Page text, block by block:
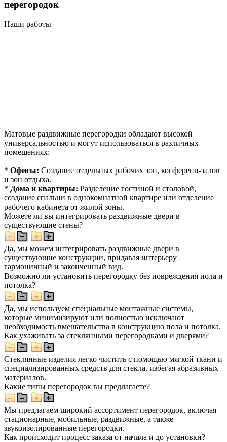
перегородок
Наши работы
Матовые раздвижные перегородки обладают высокой
универсальностью и могут использоваться в различных
помещениях:
* Офисы: Создание отдельных рабочих зон, конференц-залов
и зон отдыха.
* Дома и квартиры: Разделение гостиной и столовой,
создание спальни в однокомнатной квартире или отделение
рабочего кабинета от жилой зоны.
Можете ли вы интегрировать раздвижные двери в
существующие стены?
Да, мы можем интегрировать раздвижные двери в
существующие конструкции, придавая интерьеру
гармоничный и законченный вид.
Возможно ли установить перегородку без повреждения пола и
потолка?
Да, мы используем специальные монтажные системы,
которые минимизируют или полностью исключают
необходимость вмешательства в конструкцию пола и потолка.
Как ухаживать за стеклянными перегородками и дверями?
Стеклянные изделия легко чистить с помощью мягкой ткани и
специализированных средств для стекла, избегая абразивных
материалов.
Какие типы перегородок вы предлагаете?
Мы предлагаем широкий ассортимент перегородок, включая
стационарные, мобильные, раздвижные, а также
звукоизолированные перегородки.
Как происходит процесс заказа от начала и до установки?